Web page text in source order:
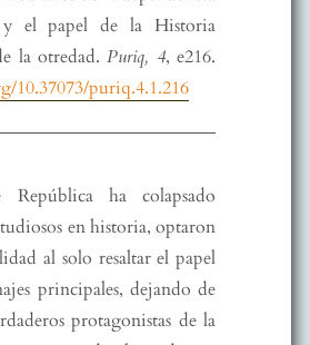
el papel de la Historia
la otredad.Puriq, 4, e216.
10.37073/puriq.4.1.216
ha colapsado
en historia, optaron
al solo resaltar el papel
principales, dejando de
protagonistas de la